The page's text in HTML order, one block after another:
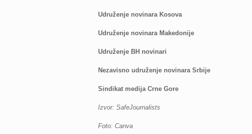
Udruženje novinara Kosova
Udruženje novinara Makedonije
Udruženje BH novinari
Nezavisno udruženje novinara Srbije
Sindikat medija Crne Gore
Izvor: SafeJournalists
Foto: Canva